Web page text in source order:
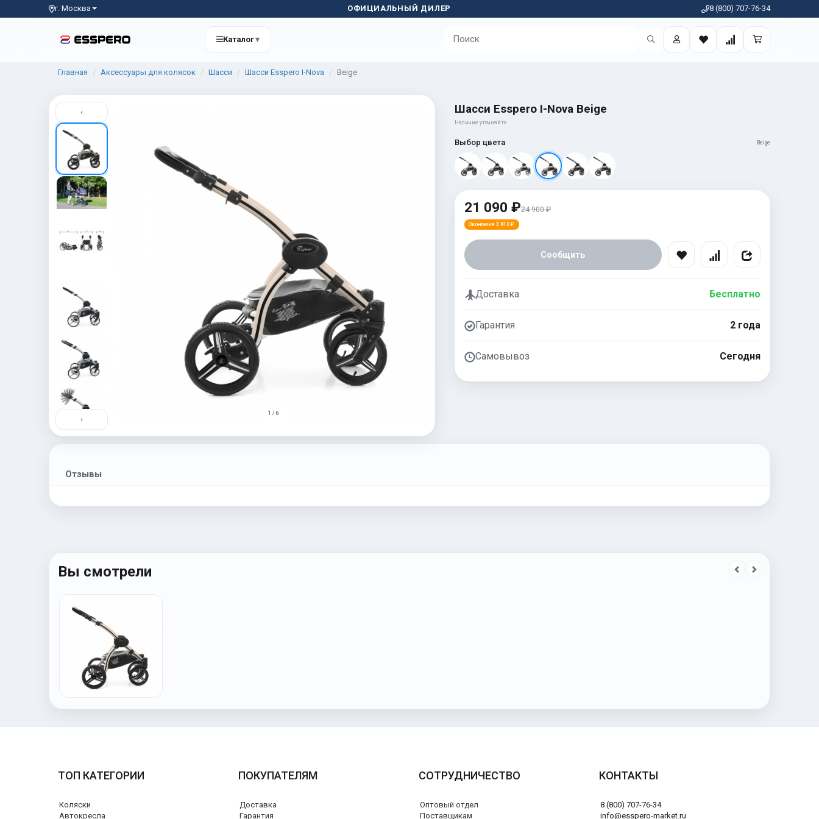
г. Москва ОФИЦИАЛЬНЫЙ ДИЛЕР 8 (800) 707-76-34
Каталог▾
Главная Аксессуары для колясок Шасси Шасси Esspero I-Nova Beige
‹
›
1 / 6
Шасси Esspero I-Nova Beige
Наличие уточняйте
Выбор цвета Beige
21 090 ₽24 900 ₽
Экономия 3 810 ₽
Сообщить
Доставка Бесплатно
Гарантия 2 года
Самовывоз Сегодня
Отзывы
Вы смотрели
ТОП КАТЕГОРИИ
Коляски
Автокресла
ПОКУПАТЕЛЯМ
Доставка
Гарантия
СОТРУДНИЧЕСТВО
Оптовый отдел
Поставщикам
КОНТАКТЫ
8 (800) 707-76-34
info@esspero-market.ru